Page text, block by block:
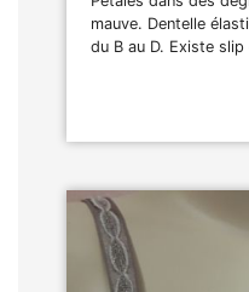
mauve. Dentelle
du B au D. Existe